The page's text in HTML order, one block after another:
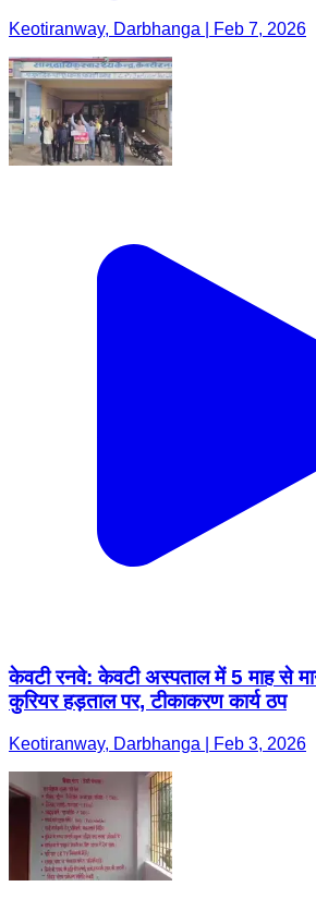
Keotiranway, Darbhanga | Feb 7, 2026
केवटी रनवे: केवटी अस्पताल में 5 माह से
कुरियर हड़ताल पर, टीकाकरण कार्य ठप
Keotiranway, Darbhanga | Feb 3, 2026